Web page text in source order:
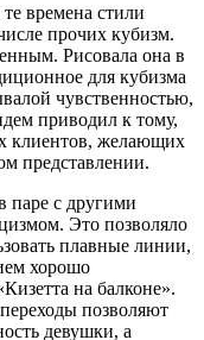
времена стили
прочих кубизм.
Рисовала она в
для кубизма
чувственностью,
приводил к тому,
клиентов, желающих
представлении.
паре с другими
Это позволяло
плавные линии,
хорошо
на балконе».
позволяют
девушки, а